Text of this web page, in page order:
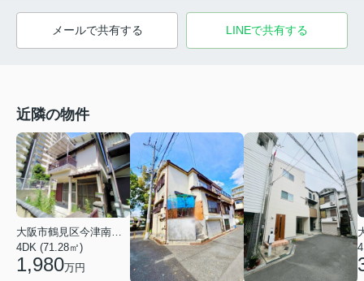
メールで共有する LINEで共有する
近隣の物件
大阪市鶴見区今津南３丁目
4DK (71.28㎡)
1,980万円